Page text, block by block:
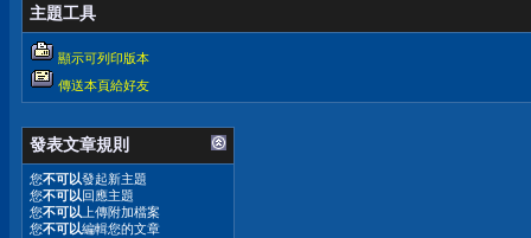
主題工具
顯示可列印版本
傳送本頁給好友
發表文章規則
您不可以發起新主題
您不可以回應主題
您不可以 上傳附加檔案
您不可以編輯您的文章